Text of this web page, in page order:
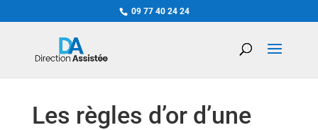
09 77 40 24 24
Les règles d’or d’une